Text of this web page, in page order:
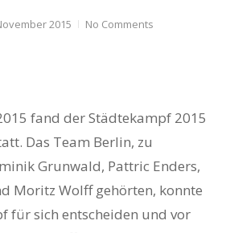
2015 No Comments
fand der Städtekampf 2015
Das Team Berlin, zu
Grunwald, Pattric Enders,
Moritz Wolff gehörten, konnte
für sich entscheiden und vor